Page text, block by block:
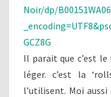
Noir/dp/
GCZ8G
Il parait que c’est
léger. c’est la
l’utilisent. Moi aussi